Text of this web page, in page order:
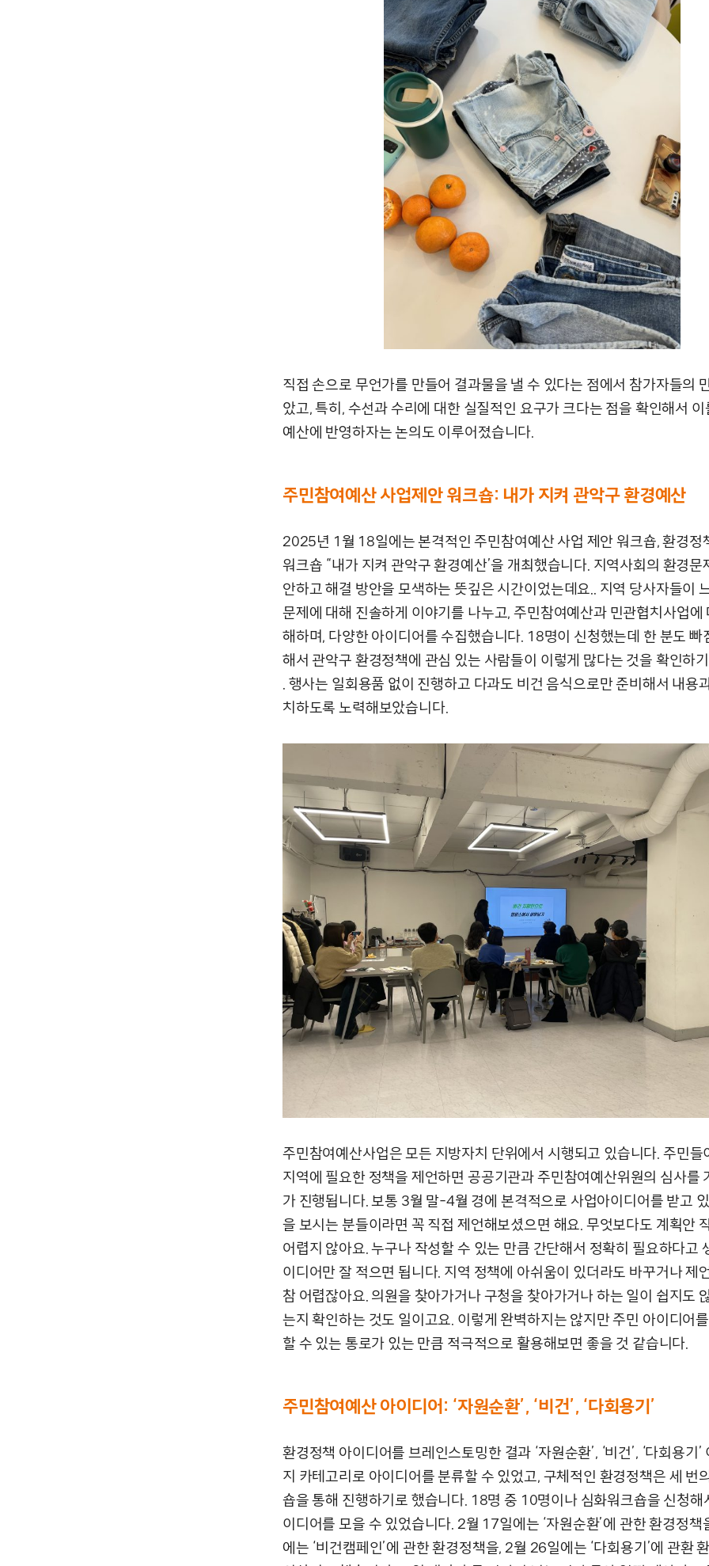
직접 손으로 무언가를 만들어 결과물을 낼 수 있다는 점에서 참가자들의
았고, 특히, 수선과 수리에 대한 실질적인 요구가 크다는 점을 확인해서 이
예산에 반영하자는 논의도 이루어졌습니다.
주민참여예산 사업제안 워크숍: 내가 지켜 관악구 환경예산
2025년 1월 18일에는 본격적인 주민참여예산 사업 제안 워크숍, 환경정
워크숍 “내가 지켜 관악구 환경예산’을 개최했습니다. 지역사회의 환경문
안하고 해결 방안을 모색하는 뜻깊은 시간이었는데요.. 지역 당사자들이
문제에 대해 진솔하게 이야기를 나누고, 주민참여예산과 민관협치사업에
해하며, 다양한 아이디어를 수집했습니다. 18명이 신청했는데 한 분도 빠
해서 관악구 환경정책에 관심 있는 사람들이 이렇게 많다는 것을 확인하
. 행사는 일회용품 없이 진행하고 다과도 비건 음식으로만 준비해서 내용
치하도록 노력해보았습니다.
주민참여예산사업은 모든 지방자치 단위에서 시행되고 있습니다. 주민들
지역에 필요한 정책을 제언하면 공공기관과 주민참여예산위원의 심사를
가 진행됩니다. 보통 3월 말-4월 경에 본격적으로 사업아이디어를 받고
을 보시는 분들이라면 꼭 직접 제언해보셨으면 해요. 무엇보다도 계획안
어렵지 않아요. 누구나 작성할 수 있는 만큼 간단해서 정확히 필요하다고
이디어만 잘 적으면 됩니다. 지역 정책에 아쉬움이 있더라도 바꾸거나 제
참 어렵잖아요. 의원을 찾아가거나 구청을 찾아가거나 하는 일이 쉽지도
는지 확인하는 것도 일이고요. 이렇게 완벽하지는 않지만 주민 아이디어
할 수 있는 통로가 있는 만큼 적극적으로 활용해보면 좋을 것 같습니다.
주민참여예산 아이디어: ‘자원순환’, ‘비건’, ‘다회용기’
환경정책 아이디어를 브레인스토밍한 결과 ‘자원순환’, ‘비건’, ‘다회용기
지 카테고리로 아이디어를 분류할 수 있었고, 구체적인 환경정책은 세 번
숍을 통해 진행하기로 했습니다. 18명 중 10명이나 심화워크숍을 신청해
이디어를 모을 수 있었습니다. 2월 17일에는 ‘자원순환’에 관한 환경정책
에는 ‘비건캠페인’에 관한 환경정책을, 2월 26일에는 ‘다회용기’에 관환